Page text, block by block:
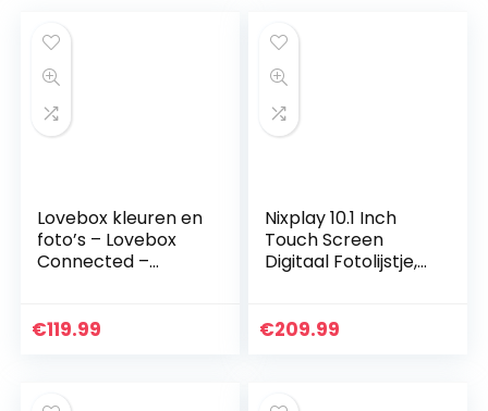
Lovebox kleuren en
foto’s – Lovebox
Connected –
€119.99
Nixplay 10.1 Inch
Touch Screen
Digitaal Fotolijstje,
Mail of App
€209.99